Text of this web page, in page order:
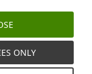
ONLY